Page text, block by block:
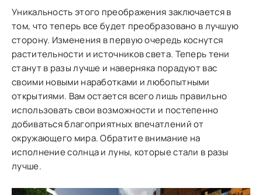
Уникальность этого преображения заключается в
том, что теперь все будет преобразовано в лучшую
сторону. Изменения в первую очередь коснутся
растительности и источников света. Теперь тени
станут в разы лучше и наверняка порадуют вас
своими новыми наработками и любопытными
открытиями. Вам остается всего лишь правильно
использовать свои возможности и постепенно
добиваться благоприятных впечатлений от
окружающего мира. Обратите внимание на
исполнение солнца и луны, которые стали в разы
лучше.